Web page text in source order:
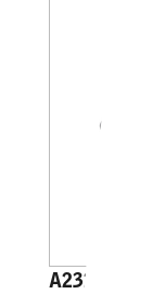
A23250